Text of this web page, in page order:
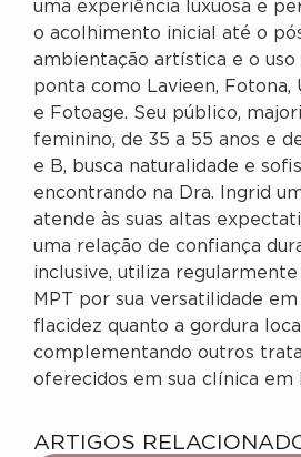
uma experiência luxuosa e
o acolhimento inicial até o
ambientação artística e o uso
ponta como Lavieen, Fotona,
e Fotoage. Seu público,
feminino, de 35 a 55 anos e
e B, busca naturalidade e
encontrando na Dra. Ingrid
atende às suas altas
uma relação de confiança
inclusive, utiliza
MPT por sua versatilidade
flacidez quanto a gordura
complementando outros
oferecidos em sua clínica em
ARTIGOS